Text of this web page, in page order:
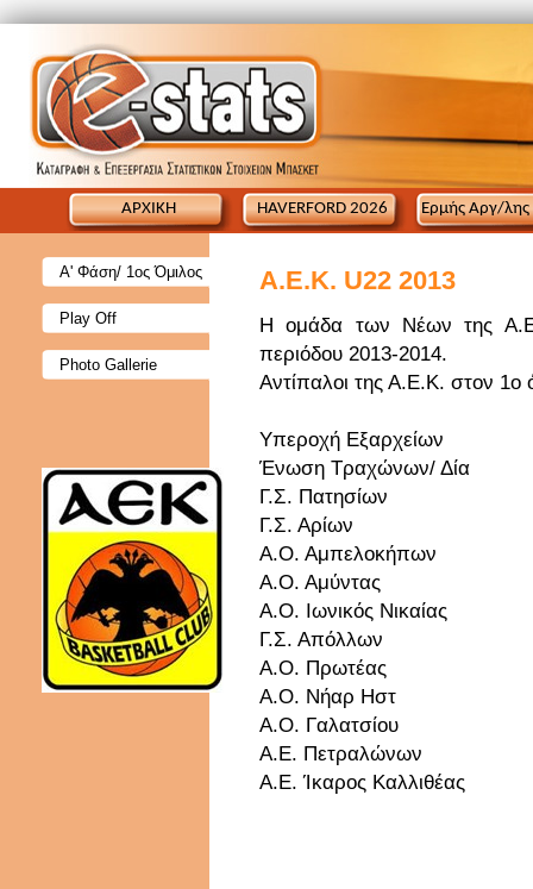
ΑΡΧΙΚΗ HAVERFORD 2026 Ερμής Αργ/
Α' Φάση/ 1ος Όμιλος
Play Off
Photo Gallerie
A.E.K. U22 2013
Η ομάδα των Νέων της
περιόδου 2013-2014.
Αντίπαλοι της Α.Ε.Κ. στον 1ο
Υπεροχή Εξαρχείων
Ένωση Τραχώνων/ Δία
Γ.Σ. Πατησίων
Γ.Σ. Αρίων
Α.Ο. Αμπελοκήπων
Α.Ο. Αμύντας
Α.Ο. Ιωνικός Νικαίας
Γ.Σ. Απόλλων
Α.Ο. Πρωτέας
Α.Ο. Νήαρ Ηστ
Α.Ο. Γαλατσίου
Α.Ε. Πετραλώνων
Α.Ε. Ίκαρος Καλλιθέας